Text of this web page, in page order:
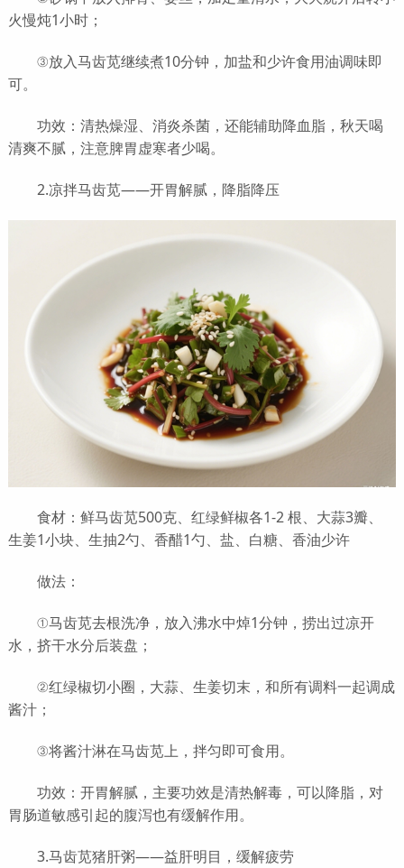
火慢炖1小时；
③放入马齿苋继续煮10分钟，加盐和少许食用油调味即
可。
功效：清热燥湿、消炎杀菌，还能辅助降血脂，秋天喝
清爽不腻，注意脾胃虚寒者少喝。
2.凉拌马齿苋——开胃解腻，降脂降压
食材：鲜马齿苋500克、红绿鲜椒各1-2 根、大蒜3瓣、
生姜1小块、生抽2勺、香醋1勺、盐、白糖、香油少许
做法：
①马齿苋去根洗净，放入沸水中焯1分钟，捞出过凉开
水，挤干水分后装盘；
②红绿椒切小圈，大蒜、生姜切末，和所有调料一起调成
酱汁；
③将酱汁淋在马齿苋上，拌匀即可食用。
功效：开胃解腻，主要功效是清热解毒，可以降脂，对
胃肠道敏感引起的腹泻也有缓解作用。
3.马齿苋猪肝粥——益肝明目，缓解疲劳